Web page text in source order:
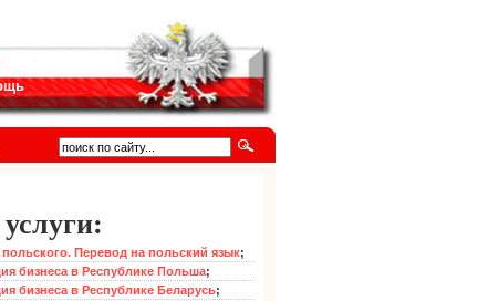
Перевод на польский язык;
бизнеса в Республике Польша;
бизнеса в Республике Беларусь;